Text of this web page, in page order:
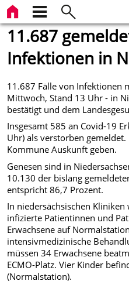
11.687
Infektionen in
11.687 Fälle von Infektionen
Mittwoch, Stand 13 Uhr - in
bestätigt und dem
Insgesamt 585 an Covid-19
Uhr) als verstorben
Kommune Auskunft geben.
Genesen sind in
10.130 der bislang
entspricht 86,7 Prozent.
In niedersächsischen
infizierte Patientinnen und
Erwachsene auf
intensivmedizinische
müssen 34 Erwachsene
ECMO-Platz. Vier Kinder
(Normalstation).